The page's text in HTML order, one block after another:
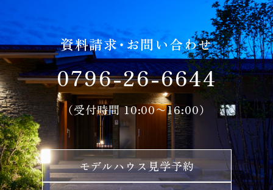
資料請求・お問い合わせ
0796-26-6644
（受付時間 10:00〜16:00）
モデルハウス見学予約